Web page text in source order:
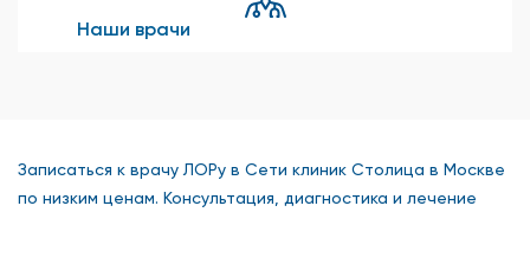
Наши врачи
Записаться к врачу ЛОРу в Сети клиник Столица в Москве
по низким ценам. Консультация, диагностика и лечение